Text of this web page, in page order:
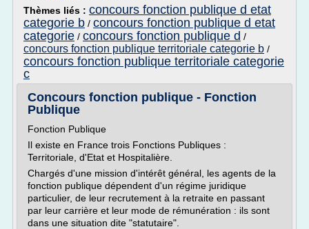
Thèmes liés : concours fonction publique d etat
categorie b / concours fonction publique d etat
categorie / concours fonction publique d /
concours fonction publique territoriale categorie b /
concours fonction publique territoriale categorie
c
Concours fonction publique - Fonction
Publique
Fonction Publique
Il existe en France trois Fonctions Publiques :
Territoriale, d'Etat et Hospitalière.
Chargés d'une mission d'intérêt général, les agents de la
fonction publique dépendent d'un régime juridique
particulier, de leur recrutement à la retraite en passant
par leur carrière et leur mode de rémunération : ils sont
dans une situation dite "statutaire".